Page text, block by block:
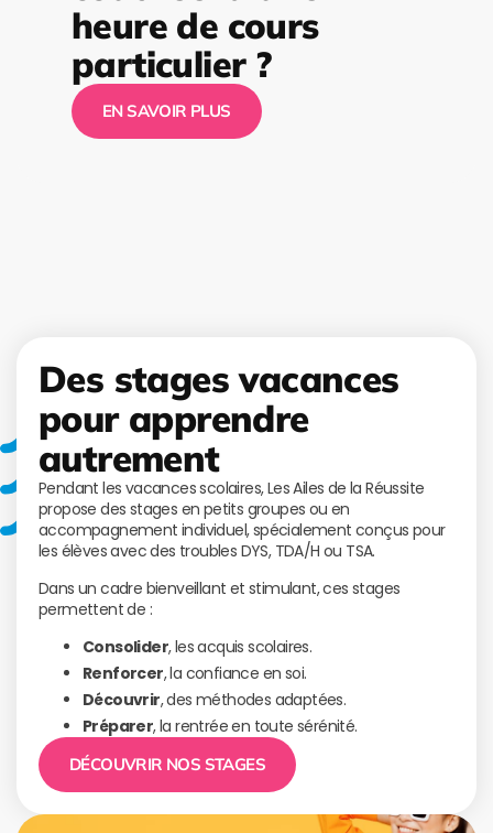
heure de cours
particulier ?
EN SAVOIR PLUS
Des stages vacances
pour apprendre
autrement
Pendant les vacances scolaires, Les Ailes de la Réussite
propose des stages en petits groupes ou en
accompagnement individuel, spécialement conçus pour
les élèves avec des troubles DYS, TDA/H ou TSA.
Dans un cadre bienveillant et stimulant, ces stages
permettent de :
Consolider, les acquis scolaires.
Renforcer, la confiance en soi.
Découvrir, des méthodes adaptées.
Préparer, la rentrée en toute sérénité.
DÉCOUVRIR NOS STAGES